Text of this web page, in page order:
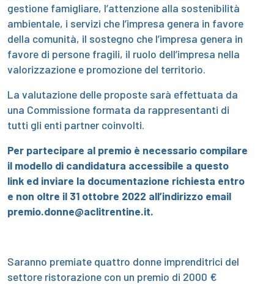
gestione famigliare, l’attenzione alla sostenibilità
ambientale, i servizi che l’impresa genera in favore
della comunità, il sostegno che l’impresa genera in
favore di persone fragili, il ruolo dell’impresa nella
valorizzazione e promozione del territorio.
La valutazione delle proposte sarà effettuata da
una Commissione formata da rappresentanti di
tutti gli enti partner coinvolti.
Per partecipare al premio è necessario compilare
il modello di candidatura accessibile a questo
link ed inviare la documentazione richiesta entro
e non oltre il 31 ottobre 2022 all’indirizzo email
premio.donne@aclitrentine.it.
Saranno premiate quattro donne imprenditrici del
settore ristorazione con un premio di 2000 €